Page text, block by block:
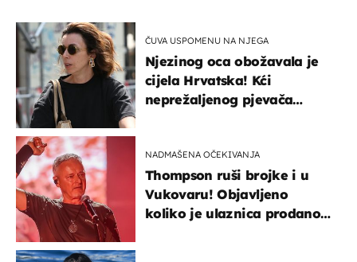
ČUVA USPOMENU NA NJEGA
Njezinog oca obožavala je
cijela Hrvatska! Kći
neprežaljenog pjevača
NADMAŠENA OČEKIVANJA
Thompson ruši brojke i u
Vukovaru! Objavljeno
koliko je ulaznica prodano